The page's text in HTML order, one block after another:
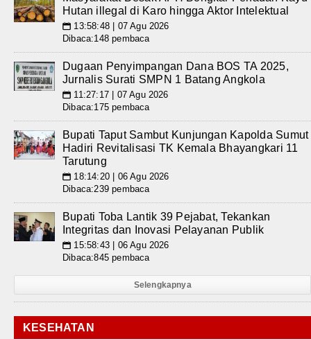
Hutan illegal di Karo hingga Aktor Intelektual
📅 13:58:48 | 07 Agu 2026
Dibaca:148 pembaca
Dugaan Penyimpangan Dana BOS TA 2025,
Jurnalis Surati SMPN 1 Batang Angkola
📅 11:27:17 | 07 Agu 2026
Dibaca:175 pembaca
Bupati Taput Sambut Kunjungan Kapolda Sumut
Hadiri Revitalisasi TK Kemala Bhayangkari 11
Tarutung
📅 18:14:20 | 06 Agu 2026
Dibaca:239 pembaca
Bupati Toba Lantik 39 Pejabat, Tekankan
Integritas dan Inovasi Pelayanan Publik
📅 15:58:43 | 06 Agu 2026
Dibaca:845 pembaca
Selengkapnya
KESEHATAN